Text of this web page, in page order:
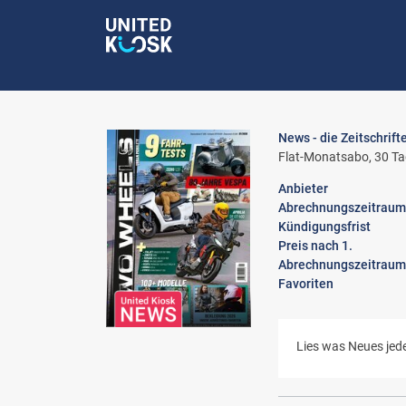
News - die
Flat-Monatsabo, 30
Anbieter
Abrechnungszeitraum
Kündigungsfrist
Preis nach 1.
Abrechnungszeitraum
Favoriten
Lies was Neues